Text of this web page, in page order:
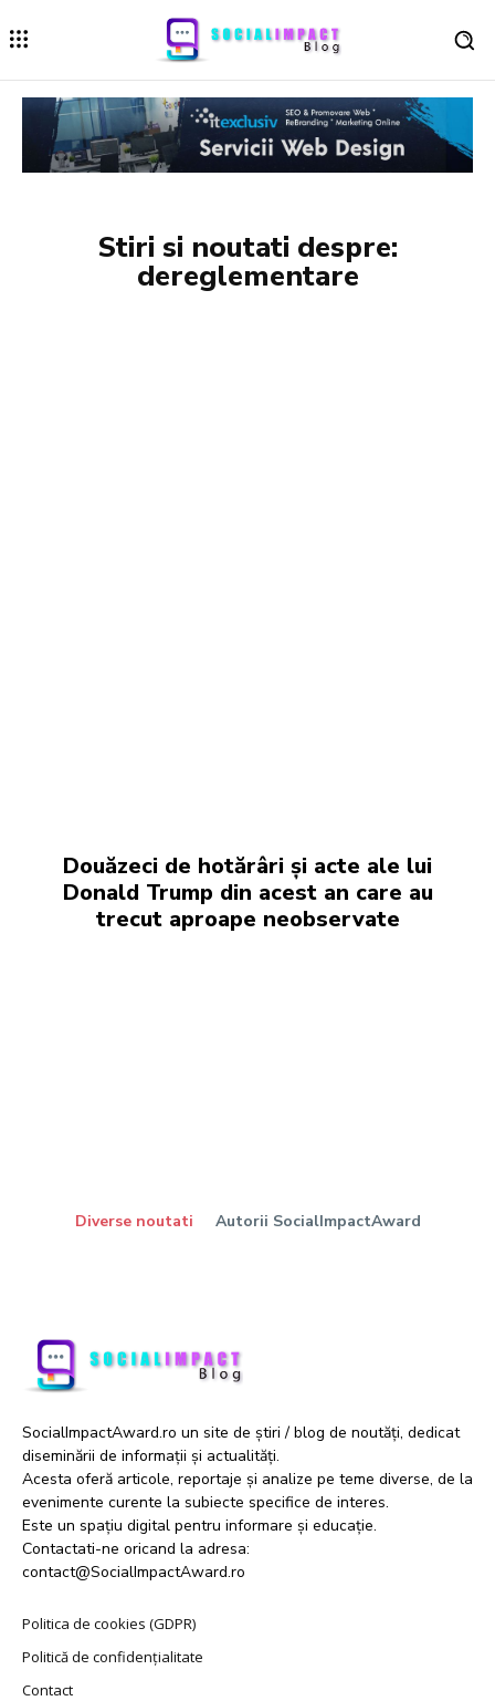
Stiri si noutati despre:
dereglementare
Douăzeci de hotărâri și acte ale lui
Donald Trump din acest an care au
trecut aproape neobservate
Diverse noutati Autorii SocialImpactAward
SocialImpactAward.ro un site de știri / blog de noutăți, dedicat
diseminării de informații și actualități.
Acesta oferă articole, reportaje și analize pe teme diverse, de la
evenimente curente la subiecte specifice de interes.
Este un spațiu digital pentru informare și educație.
Contactati-ne oricand la adresa:
contact@SocialImpactAward.ro
Politica de cookies (GDPR)
Politică de confidențialitate
Contact